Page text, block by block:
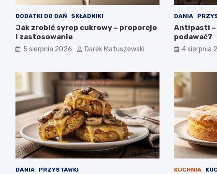
DODATKI DO DAŃ SKŁADNIKI
Jak zrobić syrop cukrowy – proporcje
i zastosowanie
5 sierpnia 2026 Darek Matuszewski
DANIA
Antipasti –
podawać?
4 sierpnia
DANIA PRZYSTAWKI KUCHNIA